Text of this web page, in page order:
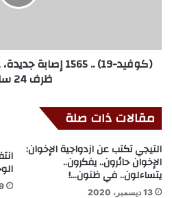
ظرف 24 ساعة
مقالات ذات صلة
التيجي تكتب عن ازدواجية الإخوان:
الإخوان حائرون.. يفكرون..
يتساءلون.. في ظنون…!
13 ديسمبر، 2020
19